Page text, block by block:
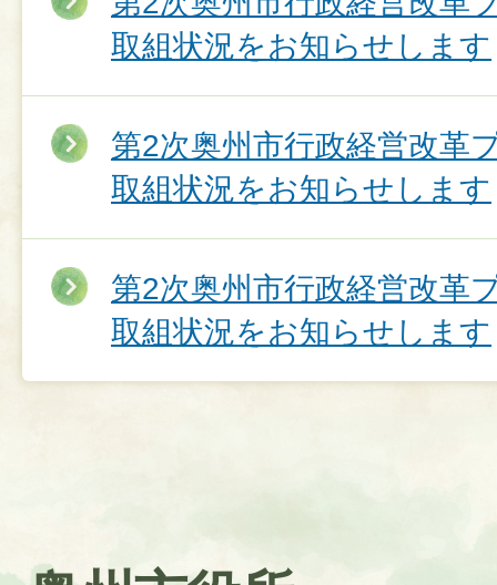
取組状況をお知らせします
第2次奥州市行政経営改革
取組状況をお知らせします
第2次奥州市行政経営改革
取組状況をお知らせします